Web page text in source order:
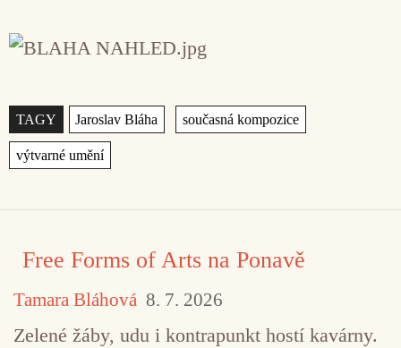
Štítky
Free Forms of Arts na Ponavě
Tamara Bláhová 8. 7. 2026
Zelené žáby, udu i kontrapunkt hostí kavárny.